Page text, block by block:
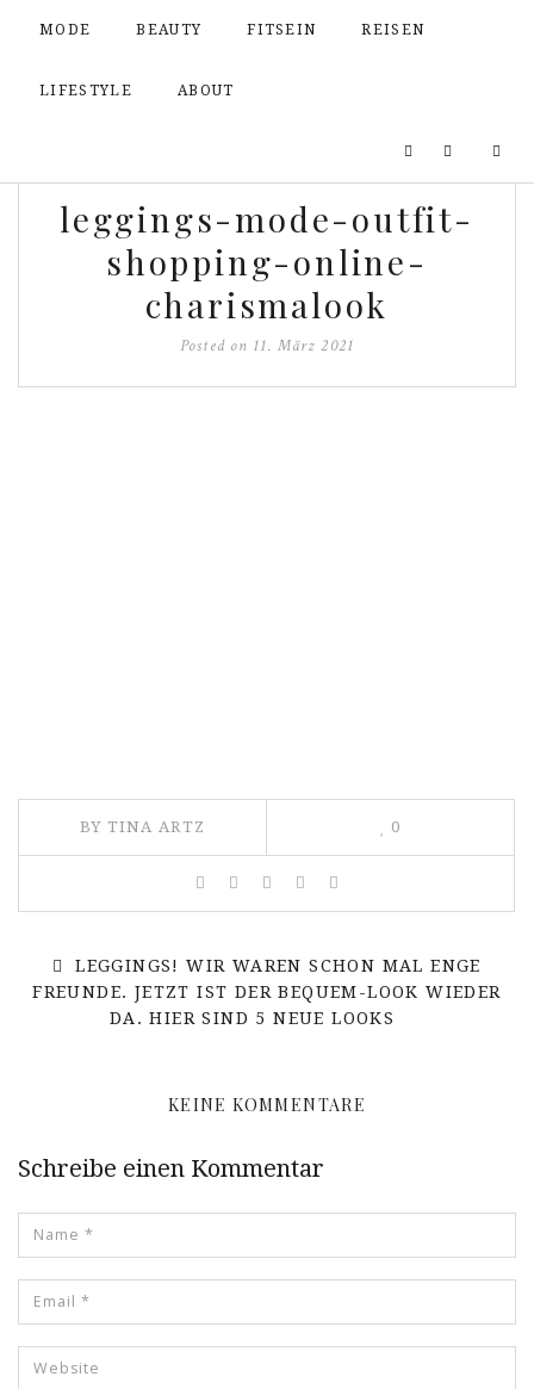
MODE BEAUTY FITSEIN REISEN
LIFESTYLE ABOUT
leggings-mode-outfit-
shopping-online-
charismalook
Posted on 11. März 2021
BY TINA ARTZ 0
LEGGINGS! WIR WAREN SCHON MAL ENGE
FREUNDE. JETZT IST DER BEQUEM-LOOK WIEDER
DA. HIER SIND 5 NEUE LOOKS
KEINE KOMMENTARE
Schreibe einen Kommentar